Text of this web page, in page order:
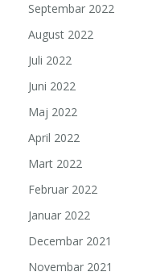
Septembar 2022
August 2022
Juli 2022
Juni 2022
Maj 2022
April 2022
Mart 2022
Februar 2022
Januar 2022
Decembar 2021
Novembar 2021